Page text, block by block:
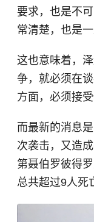
要求，也是不
常清楚，也是
这也意味着，
争，就必须在
方面，必须接
而最新的消息
次袭击，又造
第聂伯罗彼得
总共超过9人死